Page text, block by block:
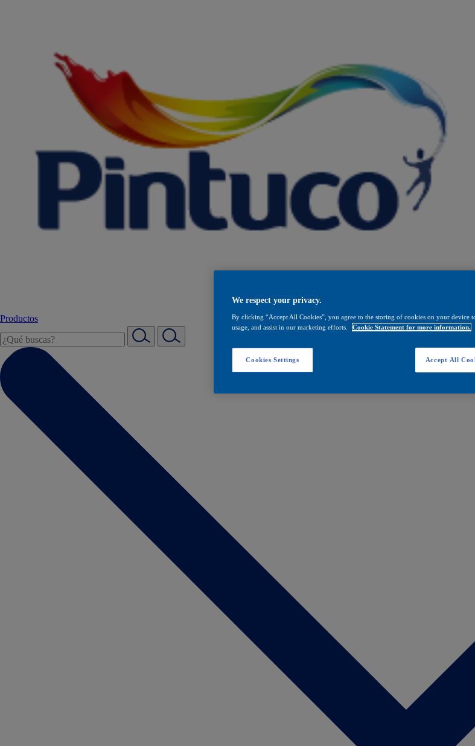
Productos
We respect your privacy.
By clicking “Accept All Cookies”, you agree to the storing of cookies on your device
usage, and assist in our marketing efforts.
Cookie Statement for more information.
Cookies Settings Accept All